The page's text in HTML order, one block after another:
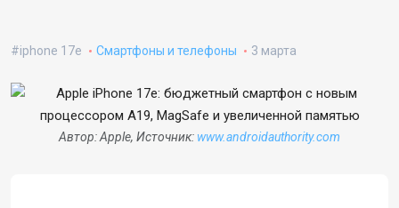
iphone 17e Смартфоны и телефоны 3 марта
Автор: Apple, Источник: www.androidauthority.com